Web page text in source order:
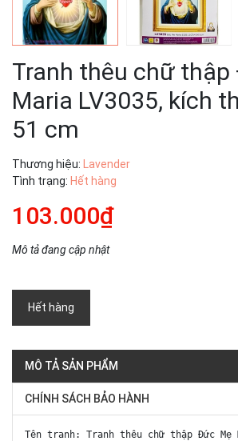
Tranh thêu chữ thập
Maria LV3035, kích
51 cm
Thương hiệu:
Lavender
Tình trạng: Hết hàng
103.000₫
Mô tả đang cập nhật
Hết hàng
MÔ TẢ SẢN PHẨM
CHÍNH SÁCH BẢO HÀNH
Tên tranh: Tranh thêu chữ thập Đức Mẹ